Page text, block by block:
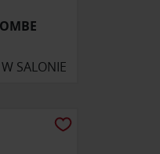
SALONIE